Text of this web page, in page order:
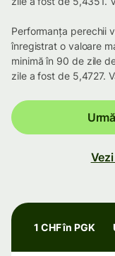
Performanța perechii
înregistrat o valoare
minimă în 90 de zile
zile a fost de 5,4727.
1 CHF în PGK